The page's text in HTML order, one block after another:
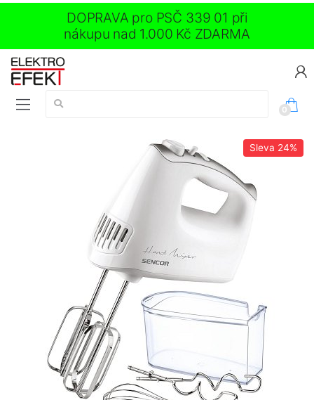
DOPRAVA pro PSČ 339 01 při
nákupu nad 1.000 Kč ZDARMA
Vyhledávání:
0
Sleva 24%